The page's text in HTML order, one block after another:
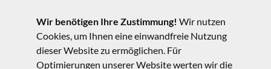
Wir benötigen Ihre Zustimmung! Wir nutzen
Cookies, um Ihnen eine einwandfreie Nutzung
dieser Website zu ermöglichen. Für
Optimierungen unserer Website werten wir die